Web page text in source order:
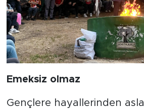
Emeksiz olmaz
Gençlere hayallerinden asla